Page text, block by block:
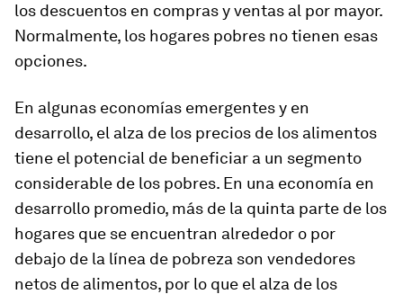
los descuentos en compras y ventas al por mayor.
Normalmente, los hogares pobres no tienen esas
opciones.
En algunas economías emergentes y en
desarrollo, el alza de los precios de los alimentos
tiene el potencial de beneficiar a un segmento
considerable de los pobres. En una economía en
desarrollo promedio, más de la quinta parte de los
hogares que se encuentran alrededor o por
debajo de la línea de pobreza son vendedores
netos de alimentos, por lo que el alza de los